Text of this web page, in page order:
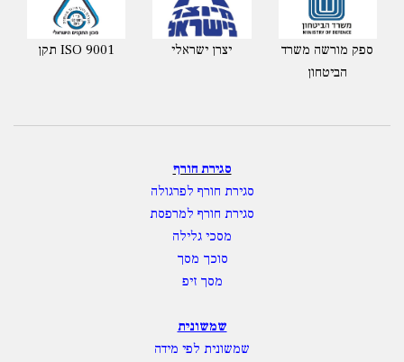
תקן ISO 9001 יצרן ישראלי
ספק מורשה משרד
הביטחון
סגירת חורף
סגירת חורף לפרגולה
סגירת חורף למרפסת
מסכי גלילה
סוכך מסך
מסך זיפ
שמשונית
שמשונית לפי מידה